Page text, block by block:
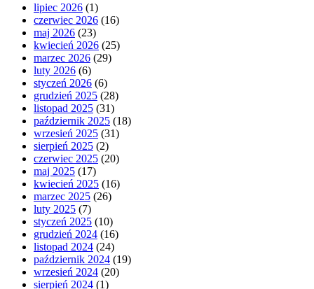
lipiec 2026 (1)
czerwiec 2026 (16)
maj 2026 (23)
kwiecień 2026 (25)
marzec 2026 (29)
luty 2026 (6)
styczeń 2026 (6)
grudzień 2025 (28)
listopad 2025 (31)
październik 2025 (18)
wrzesień 2025 (31)
sierpień 2025 (2)
czerwiec 2025 (20)
maj 2025 (17)
kwiecień 2025 (16)
marzec 2025 (26)
luty 2025 (7)
styczeń 2025 (10)
grudzień 2024 (16)
listopad 2024 (24)
październik 2024 (19)
wrzesień 2024 (20)
sierpień 2024 (1)